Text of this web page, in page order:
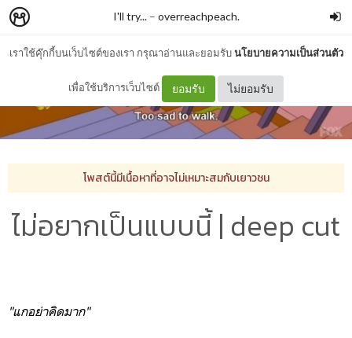
เราใช้คุ๊กกี้บนเว็บไซต์ของเรา กรุณาอ่านและยอมรับนโยบายความเป็นส่วนตัว
เพื่อใช้บริการเว็บไซต์ ยอมรับ ไม่ยอมรับ
I'll try...– overreachpeach.
โพสต์นี้มีเนื้อหาที่อาจไม่เหมาะสมกับเยาวชน
ไม่อยากเป็นแบบนี้ | deep cut
"แกอย่าคิดมาก"